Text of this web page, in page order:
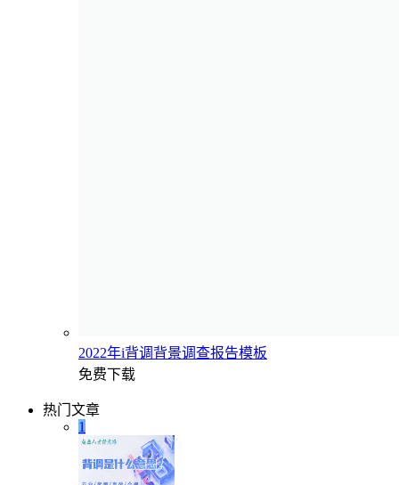
2022年i背调背景调查报告模板
免费下载
热门文章
1